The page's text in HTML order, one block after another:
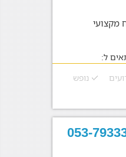
3 חדרי שינה, מטבח מקצועי
ל:
נופש
053-